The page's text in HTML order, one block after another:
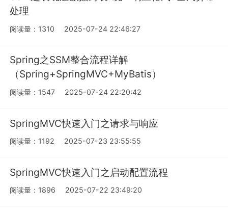
处理
阅读量：1310 2025-07-24 22:46:27
Spring之SSM整合流程详解
（Spring+SpringMVC+MyBatis）
阅读量：1547 2025-07-24 22:20:42
SpringMVC快速入门之请求与响应
阅读量：1192 2025-07-23 23:55:55
SpringMVC快速入门之启动配置流程
阅读量：1896 2025-07-22 23:49:20